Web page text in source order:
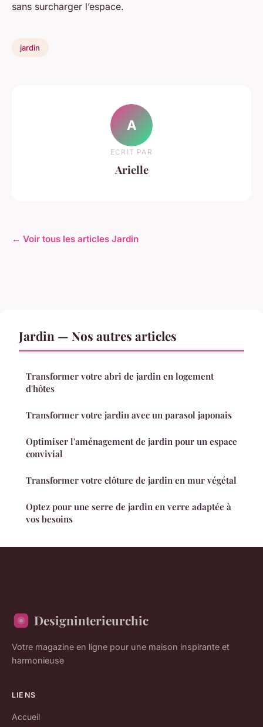
sans surcharger l’espace.
jardin
A
ECRIT PAR
Arielle
← Voir tous les articles Jardin
Jardin — Nos autres articles
Transformer votre abri de jardin en logement
d'hôtes
Transformer votre jardin avec un parasol japonais
Optimiser l'aménagement de jardin pour un espace
convivial
Transformer votre clôture de jardin en mur végétal
Optez pour une serre de jardin en verre adaptée à
vos besoins
Designinterieurchic
Votre magazine en ligne pour une maison inspirante et
harmonieuse
LIENS
Accueil